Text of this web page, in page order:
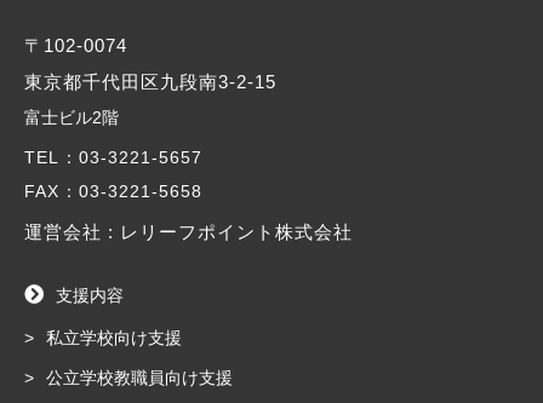
〒102-0074
東京都千代田区九段南3-2-15
富士ビル2階
TEL ：03-3221-5657
FAX ：03-3221-5658
運営会社 : レリーフポイント株式会社
支援内容
私立学校向け支援
公立学校教職員向け支援